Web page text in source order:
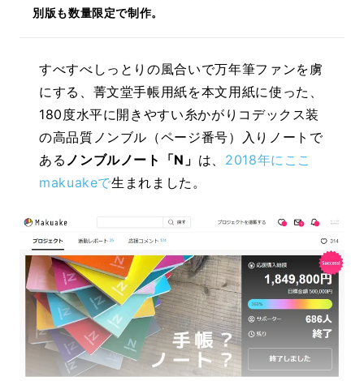
別版も数量限定で制作。
すべすべしっとりの風合いで万年筆ファンを虜
にする、菁文堂手帳用紙を本文用紙に使った、
180度水平に開きやすい糸かがりコデックス装
の高品質ノンブル（ページ番号）入りノートで
ある ノンブルノート「N」 は、 2018年にここ
makuakeで生まれました。